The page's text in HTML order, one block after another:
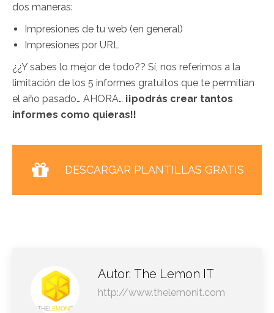
dos maneras:
Impresiones de tu web (en general)
Impresiones por URL
¿¿Y sabes lo mejor de todo?? Sí, nos referimos a la
limitación de los 5 informes gratuitos que te permitían
el año pasado… AHORA… ¡¡podrás crear tantos
informes como quieras!!
DESCARGAR PLANTILLAS GRATIS
Autor: The Lemon IT
http://www.thelemonit.com